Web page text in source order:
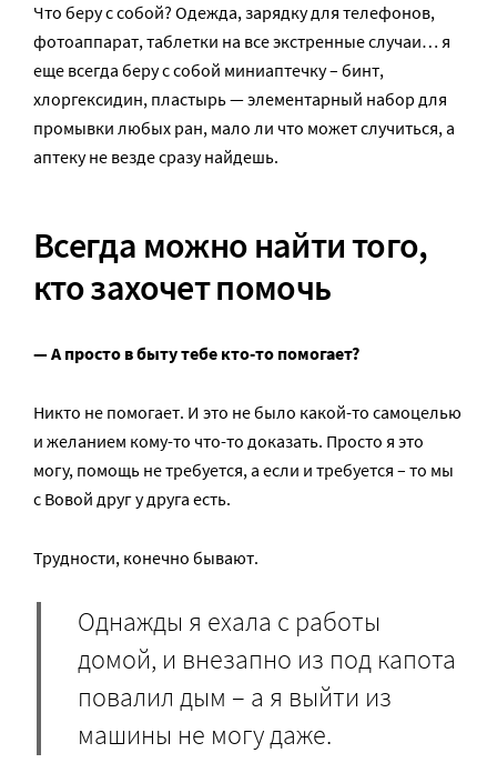
Что беру с собой? Одежда, зарядку для телефонов,
фотоаппарат, таблетки на все экстренные случаи… я
еще всегда беру с собой миниаптечку – бинт,
хлоргексидин, пластырь — элементарный набор для
промывки любых ран, мало ли что может случиться, а
аптеку не везде сразу найдешь.
Всегда можно найти того,
кто захочет помочь
— А просто в быту тебе кто-то помогает?
Никто не помогает. И это не было какой-то самоцелью
и желанием кому-то что-то доказать. Просто я это
могу, помощь не требуется, а если и требуется – то мы
с Вовой друг у друга есть.
Трудности, конечно бывают.
Однажды я ехала с работы
домой, и внезапно из под капота
повалил дым – а я выйти из
машины не могу даже.